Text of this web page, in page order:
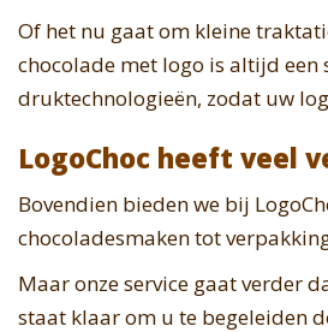
Of het nu gaat om kleine
chocolade met logo is altijd
druktechnologieën, zodat uw
LogoChoc heeft veel
Bovendien bieden we bij
chocoladesmaken tot
Maar onze service gaat verder
staat klaar om u te begeleiden